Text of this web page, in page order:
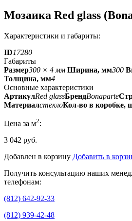
Мозаика Red glass
Характеристики и габариты:
ID17280
Габариты
Размер300 × 4 мм Ширина, мм300
Толщина, мм4
Основные характеристики
АртикулRed glassБрендBonaparte
МатериалстеклоКол-во в коробке,
Цена за м2:
3 042 руб.
Добавлен в корзину Добавить в
Получить консультацию наших
телефонам:
(812) 642-92-33
(812) 939-42-48